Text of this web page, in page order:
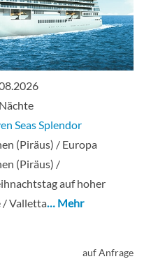
Seas Splendor
(Piräus) / Europa
(Piräus) /
auf hoher
/ Valletta… Mehr
auf Anfrage